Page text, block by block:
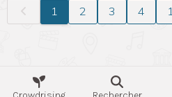
1 2 3 4